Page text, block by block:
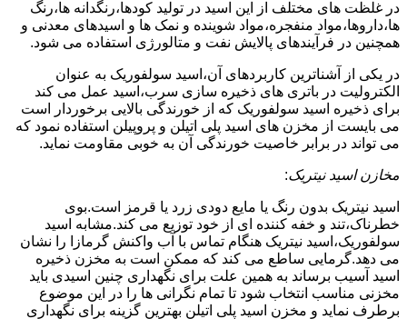
در غلظت های مختلف از این اسید در تولید کودها،رنگدانه ها،رنگ
ها،داروها،مواد منفجره،مواد شوینده و نمک ها و اسیدهای معدنی و
همچنین در فرآیندهای پالایش نفت و متالورژی استفاده می شود.
در یکی از آشناترین کاربردهای آن،اسید سولفوریک به عنوان
الکترولیت در باتری های ذخیره سازی سرب،اسید عمل می کند
برای ذخیره اسید سولفوریک که از خورندگی بالایی برخوردار است
می بایست از مخزن های اسید پلی اتیلن و پروپیلن استفاده نمود که
می تواند در برابر خاصیت خورندگی آن به خوبی مقاومت نماید.
مخازن اسید نیتریک:
اسید نیتریک بدون رنگ یا مایع دودی زرد یا قرمز است.بوی
خطرناک،تند و خفه کننده ای از خود توزیع می کند.مشابه اسید
سولفوریک،اسید نیتریک هنگام تماس با آب واکنش گرمازا را نشان
می دهد.گرمایی ساطع می کند که ممکن است به مخزن ذخیره
اسید آسیب برساند به همین علت برای نگهداری چنین اسیدی باید
مخزنی مناسب انتخاب شود تا تمام نگرانی ها را در این موضوع
برطرف نماید و مخزن اسید پلی اتیلن بهترین گزینه برای نگهداری